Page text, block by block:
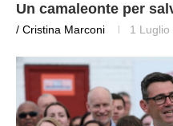
Un camaleonte per
/ Cristina Marconi 1 Luglio